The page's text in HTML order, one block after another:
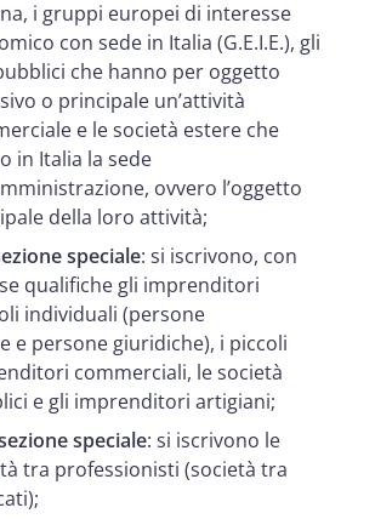
i gruppi europei di interesse
con sede in Italia (G.E.I.E.), gli
che hanno per oggetto
o principale un’attività
e le società estere che
in Italia la sede
ovvero l’oggetto
della loro attività;
speciale: si iscrivono, con
qualifiche gli imprenditori
individuali (persone
e persone giuridiche), i piccoli
commerciali, le società
e gli imprenditori artigiani;
speciale: si iscrivono le
tra professionisti (società tra